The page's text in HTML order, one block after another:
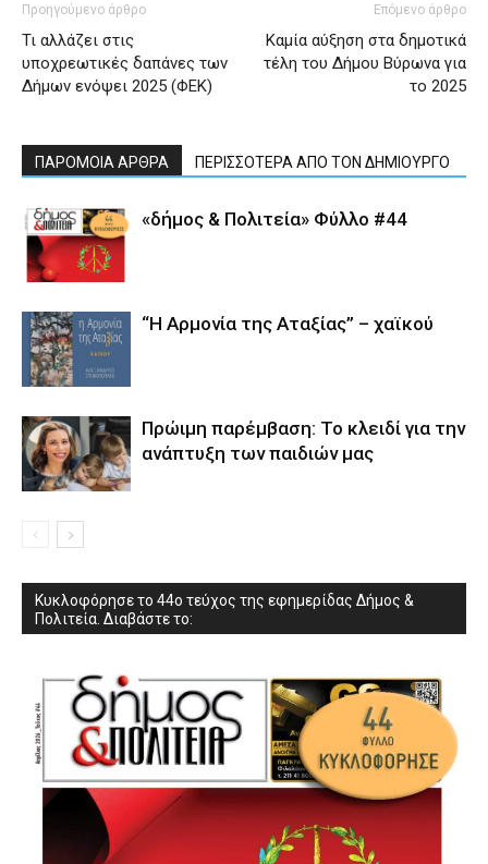
Προηγούμενο άρθρο
Τι αλλάζει στις
υποχρεωτικές δαπάνες των
Δήμων ενόψει 2025 (ΦΕΚ)
Επόμενο άρθρο
Καμία αύξηση στα δημοτικά
τέλη του Δήμου Βύρωνα για
το 2025
ΠΑΡΟΜΟΙΑ ΑΡΘΡΑ ΠΕΡΙΣΣΟΤΕΡΑ ΑΠΟ ΤΟΝ ΔΗΜΙΟΥΡΓΟ
«δήμος & Πολιτεία» Φύλλο #44
“Η Αρμονία της Αταξίας” – χαϊκού
Πρώιμη παρέμβαση: Το κλειδί για την
ανάπτυξη των παιδιών µας
Κυκλοφόρησε το 44ο τεύχος της εφημερίδας Δήμος &
Πολιτεία. Διαβάστε το: